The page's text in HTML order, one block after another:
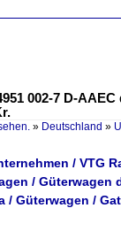
002-7 D-
» Deutschland »
/ VTG
/ Güterwagen
/ Güterwagen /